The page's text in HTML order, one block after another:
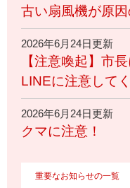
古い扇風機が原
2026年6月24日更新
【注意喚起】市
LINEに注意して
2026年6月24日更新
クマに注意！
重要なお知らせの一覧